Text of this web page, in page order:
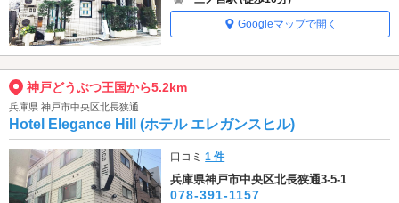
Googleマップで開く
神戸どうぶつ王国から5.2km
兵庫県 神戸市中央区北長狭通
Hotel Elegance Hill (ホテル エレガンスヒル)
口コミ1 件
兵庫県神戸市中央区北長狭通3-5-1
078-391-1157